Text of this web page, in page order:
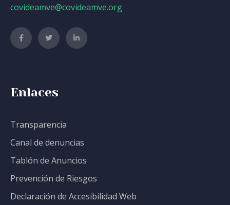
covideamve@covideamve.org
Enlaces
Transparencia
Canal de denuncias
Tablón de Anuncios
Prevención de Riesgos
Declaración de Accesibilidad Web